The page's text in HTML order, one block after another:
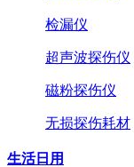
检漏仪
超声波探伤仪
磁粉探伤仪
无损探伤耗材
生活日用